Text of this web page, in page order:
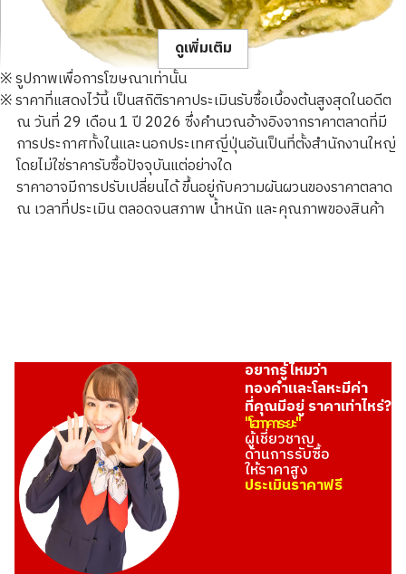
23K gold (K23) ring
3.8g
ราคารับซื้ออ้างอิง
ดูเพิ่มเติม
※ รูปภาพเพื่อการโฆษณาเท่านั้น
※ ราคาที่แสดงไว้นี้ เป็นสถิติราคาประเมินรับซื้อเบื้องต้นสูงสุดในอดีต
ณ วันที่ 29 เดือน 1 ปี 2026 ซึ่งคำนวณอ้างอิงจากราคาตลาดที่มี
การประกาศทั้งในและนอกประเทศญี่ปุ่นอันเป็นที่ตั้งสำนักงานใหญ่
โดยไม่ใช่ราคารับซื้อปัจจุบันแต่อย่างใด
ราคาอาจมีการปรับเปลี่ยนได้ ขึ้นอยู่กับความผันผวนของราคาตลาด
ณ เวลาที่ประเมิน ตลอดจนสภาพ น้ำหนัก และคุณภาพของสินค้า
อยากรู้ไหมว่า
ทองคำและโลหะมีค่า
ที่คุณมีอยู่ ราคาเท่าไหร่?
"โอทาคาระยะ"
ผู้เชี่ยวชาญ
ด้านการรับซื้อ
ให้ราคาสูง
ประเมินราคาฟรี